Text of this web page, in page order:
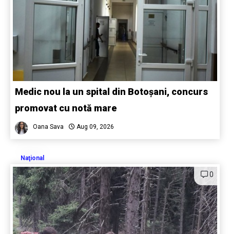
Medic nou la un spital din Botoșani, concurs
promovat cu notă mare
Oana Sava Aug 09, 2026
Naţional
0